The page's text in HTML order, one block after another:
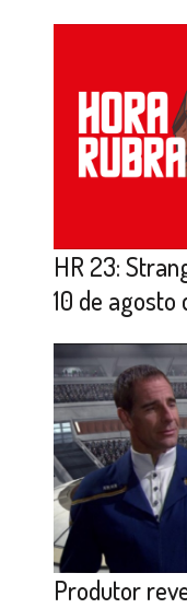
HR 23:
10 de agosto
Produtor